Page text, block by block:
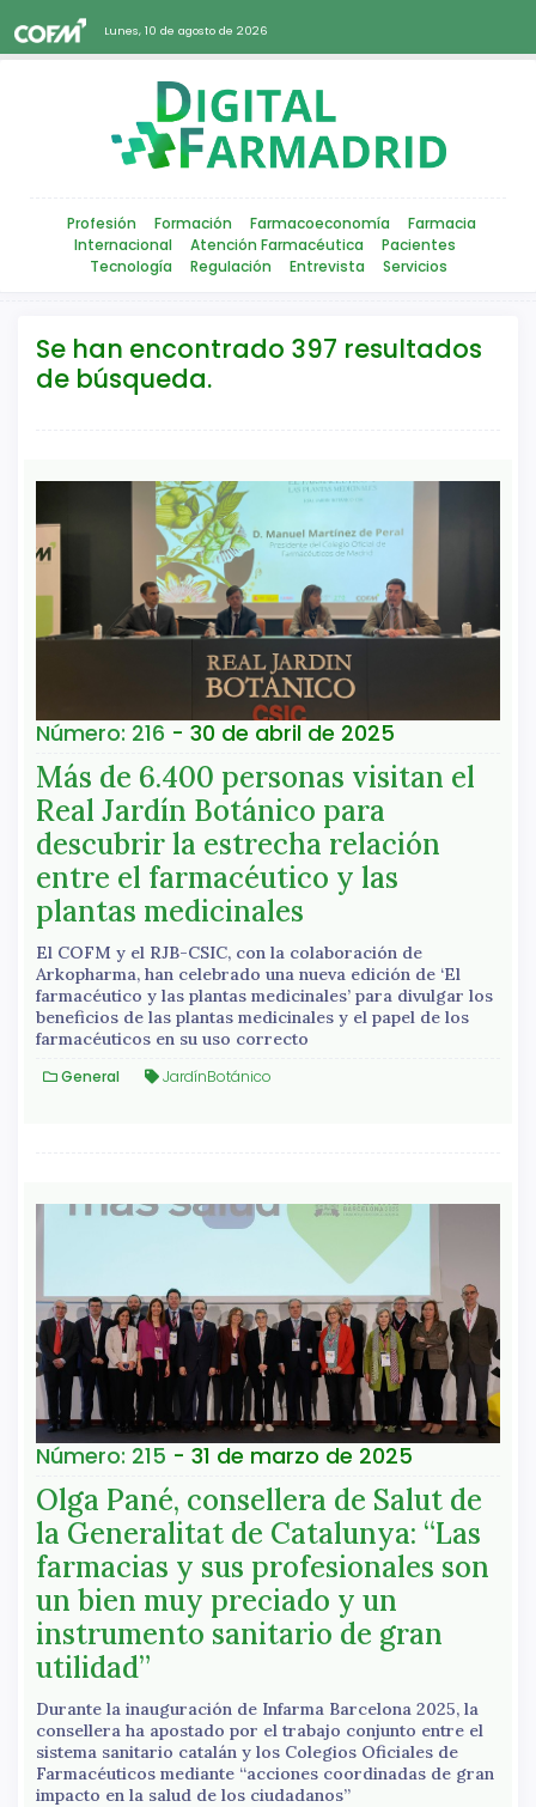
Lunes, 10 de agosto de 2026
Profesión Formación Farmacoeconomía
Farmacia
Internacional
Atención Farmacéutica
Pacientes
Tecnología
Regulación Entrevista Servicios
Se han encontrado 397 resultados
de búsqueda.
Número: 216 - 30 de abril de 2025
Más de 6.400 personas visitan el
Real Jardín Botánico para
descubrir la estrecha relación
entre el farmacéutico y las
plantas medicinales
El COFM y el RJB-CSIC, con la colaboración de
Arkopharma, han celebrado una nueva edición de ‘El
farmacéutico y las plantas medicinales’ para divulgar los
beneficios de las plantas medicinales y el papel de los
farmacéuticos en su uso correcto
General JardínBotánico
Número: 215 - 31 de marzo de 2025
Olga Pané, consellera de Salut de
la Generalitat de Catalunya: “Las
farmacias y sus profesionales son
un bien muy preciado y un
instrumento sanitario de gran
utilidad”
Durante la inauguración de Infarma Barcelona 2025, la
consellera ha apostado por el trabajo conjunto entre el
sistema sanitario catalán y los Colegios Oficiales de
Farmacéuticos mediante “acciones coordinadas de gran
impacto en la salud de los ciudadanos”